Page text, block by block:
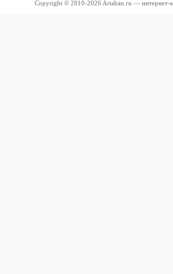
Copyright © 2010-2026 Artaban.ru — интернет-